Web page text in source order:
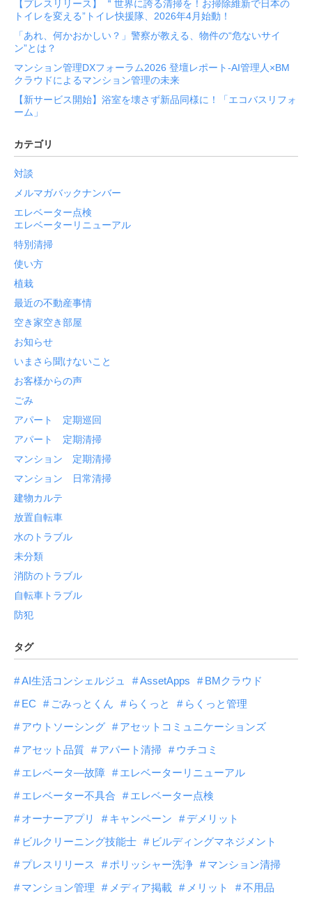
【プレスリリース】 ＂世界に誇る清掃を！お掃除維新で日本の
トイレを変える”トイレ快援隊、2026年4月始動！
「あれ、何かおかしい？」警察が教える、物件の“危ないサイ
ン”とは？
マンション管理DXフォーラム2026 登壇レポート-AI管理人×BM
クラウドによるマンション管理の未来
【新サービス開始】浴室を壊さず新品同様に！「エコバスリフォ
ーム」
カテゴリ
対談
メルマガバックナンバー
エレベーター点検
エレベーターリニューアル
特別清掃
使い方
植栽
最近の不動産事情
空き家空き部屋
お知らせ
いまさら聞けないこと
お客様からの声
ごみ
アパート 定期巡回
アパート 定期清掃
マンション 定期清掃
マンション 日常清掃
建物カルテ
放置自転車
水のトラブル
未分類
消防のトラブル
自転車トラブル
防犯
タグ
AI生活コンシェルジュ AssetApps
BMクラウド
EC
ごみっとくん らくっと
らくっと管理
アウトソーシング
アセットコミュニケーションズ
アセット品質
アパート清掃
ウチコミ
エレベータ―故障
エレベーターリニューアル
エレベーター不具合
エレベーター点検
オーナーアプリ
キャンペーン
デメリット
ビルクリーニング技能士
ビルディングマネジメント
プレスリリース
ポリッシャー洗浄
マンション清掃
マンション管理
メディア掲載 メリット
不用品